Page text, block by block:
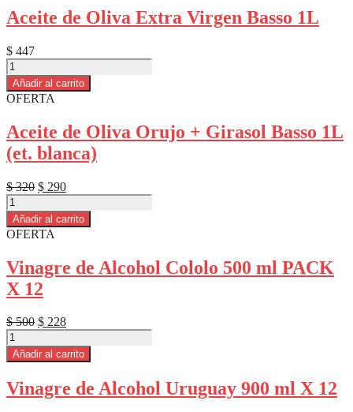
Virgen
500ml
cantidad
Aceite de Oliva Extra Virgen Basso 1L
$ 447
Aceite
de
Oliva
Extra
Basso
1L
cantidad
Añadir al carrito
OFERTA
Aceite de Oliva Orujo + Girasol Basso 1L
(et. blanca)
$320 El
precio
original
era:
$ 320.
$ 290El
precio
actual
es:
Aceite
de
Oliva
Orujo
Girasol
Basso
1L
(et.
blanca)
cantidad
Añadir al carrito
OFERTA
Vinagre de Alcohol Cololo 500 ml PACK
X 12
$500 El
precio
original
era:
$ 228El
precio
actual
es:
$ 228.
Vinagre
de
Alcohol
Cololo
500
Añadir al carrito
Vinagre de Alcohol Uruguay 900 ml X 12